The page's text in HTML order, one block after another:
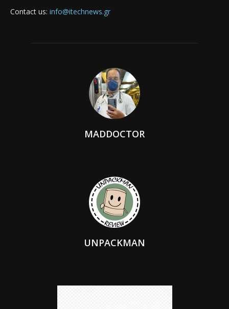
Contact us: info@itechnews.gr
MADDOCTOR
UNPACKMAN